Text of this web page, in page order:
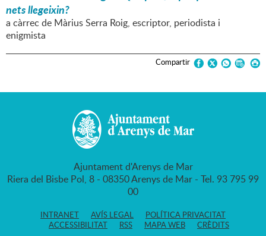
nets llegeixin?
a càrrec de Màrius Serra Roig, escriptor, periodista i
enigmista
Compartir
Ajuntament d'Arenys de Mar
Riera del Bisbe Pol, 8 - 08350 Arenys de Mar - Tel. 93 795 99
00
INTRANET AVÍS LEGAL
POLÍTICA PRIVACITAT
ACCESSIBILITAT
RSS MAPA WEB CRÈDITS